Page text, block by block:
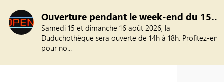
Ouverture pendant le week-end du 15 août
Samedi 15 et dimanche 16 août 2026, la
Duduchothèque sera ouverte de 14h à 18h. Profitez-en
pour no...